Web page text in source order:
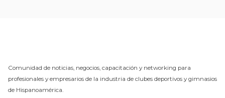
Comunidad de noticias, negocios, capacitación y networking para
profesionales y empresarios de la industria de clubes deportivos y gimnasios
de Hispanoamérica.